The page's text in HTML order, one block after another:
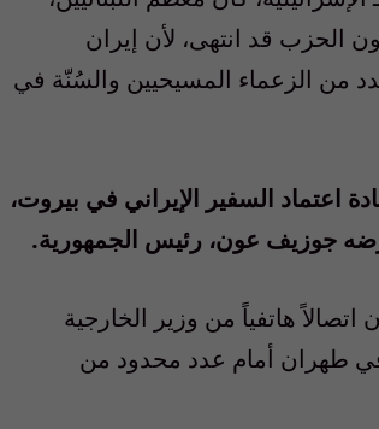
الحزب قد انتهى، لأن إيران
من الزعماء المسيحيين والسُنّة في
اعتماد السفير الإيراني في بيروت،
جوزيف عون، رئيس الجمهورية.
هاتفياً من وزير الخارجية
طهران أمام عدد محدود من